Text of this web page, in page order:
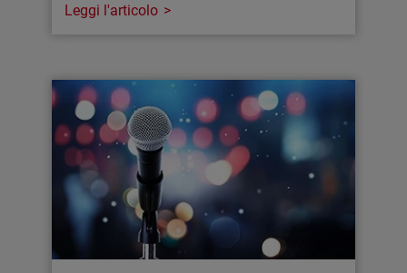
Leggi l'articolo